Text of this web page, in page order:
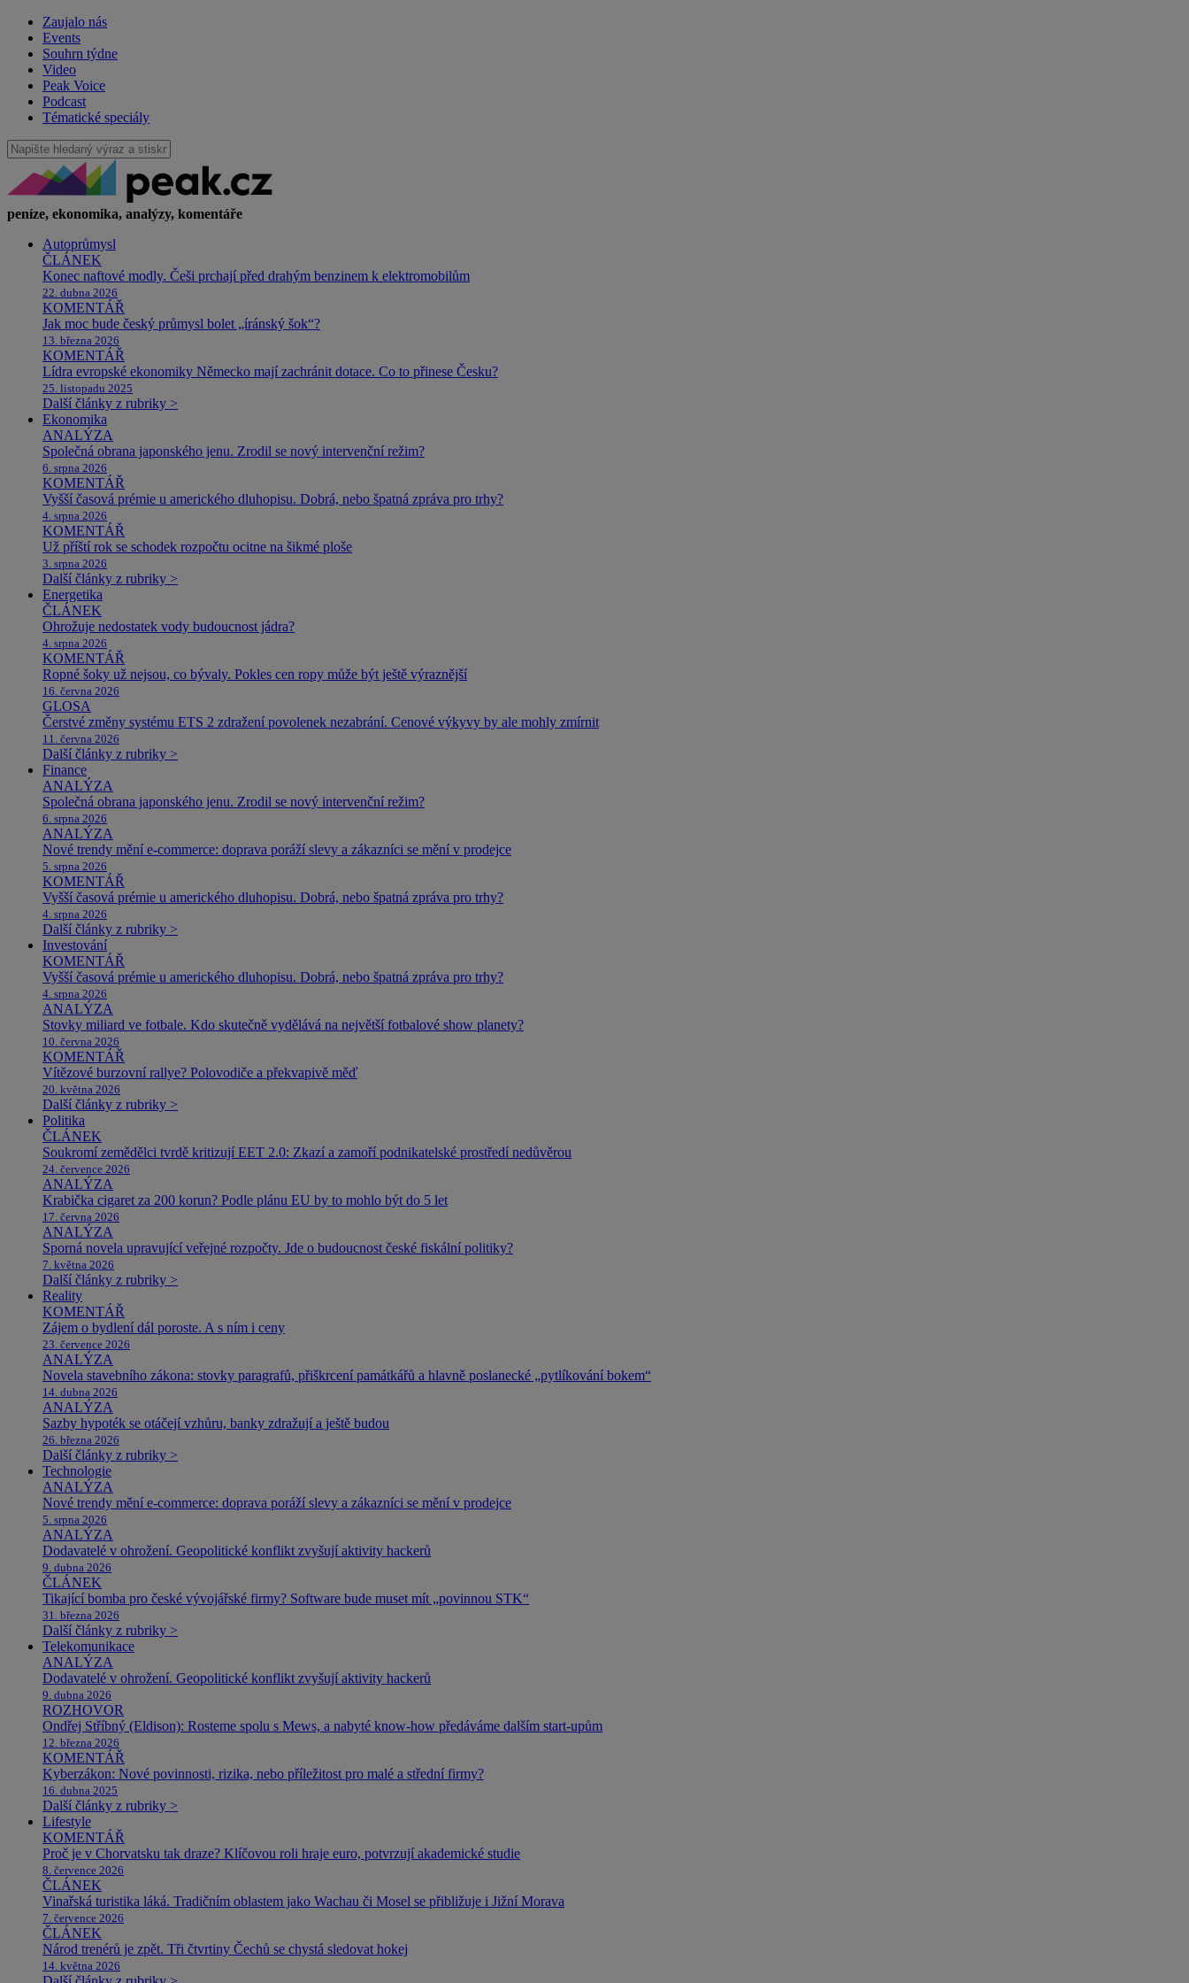
Zaujalo nás
Events
Souhrn týdne
Video
Peak Voice
Podcast
Tématické speciály
peníze, ekonomika, analýzy, komentáře
Autoprůmysl
ČLÁNEK
Konec naftové modly. Češi prchají před drahým benzinem k elektromobilům
22. dubna 2026
KOMENTÁŘ
Jak moc bude český průmysl bolet „íránský šok“?
13. března 2026
KOMENTÁŘ
Lídra evropské ekonomiky Německo mají zachránit dotace. Co to přinese Česku?
25. listopadu 2025
Další články z rubriky >
Ekonomika
ANALÝZA
Společná obrana japonského jenu. Zrodil se nový intervenční režim?
6. srpna 2026
KOMENTÁŘ
Vyšší časová prémie u amerického dluhopisu. Dobrá, nebo špatná zpráva pro trhy?
4. srpna 2026
KOMENTÁŘ
Už příští rok se schodek rozpočtu ocitne na šikmé ploše
3. srpna 2026
Další články z rubriky >
Energetika
ČLÁNEK
Ohrožuje nedostatek vody budoucnost jádra?
4. srpna 2026
KOMENTÁŘ
Ropné šoky už nejsou, co bývaly. Pokles cen ropy může být ještě výraznější
16. června 2026
GLOSA
Čerstvé změny systému ETS 2 zdražení povolenek nezabrání. Cenové výkyvy by ale mohly zmírnit
11. června 2026
Další články z rubriky >
Finance
ANALÝZA
Společná obrana japonského jenu. Zrodil se nový intervenční režim?
6. srpna 2026
ANALÝZA
Nové trendy mění e-commerce: doprava poráží slevy a zákazníci se mění v prodejce
5. srpna 2026
KOMENTÁŘ
Vyšší časová prémie u amerického dluhopisu. Dobrá, nebo špatná zpráva pro trhy?
4. srpna 2026
Další články z rubriky >
Investování
KOMENTÁŘ
Vyšší časová prémie u amerického dluhopisu. Dobrá, nebo špatná zpráva pro trhy?
4. srpna 2026
ANALÝZA
Stovky miliard ve fotbale. Kdo skutečně vydělává na největší fotbalové show planety?
10. června 2026
KOMENTÁŘ
Vítězové burzovní rallye? Polovodiče a překvapivě měď
20. května 2026
Další články z rubriky >
Politika
ČLÁNEK
Soukromí zemědělci tvrdě kritizují EET 2.0: Zkazí a zamoří podnikatelské prostředí nedůvěrou
24. července 2026
ANALÝZA
Krabička cigaret za 200 korun? Podle plánu EU by to mohlo být do 5 let
17. června 2026
ANALÝZA
Sporná novela upravující veřejné rozpočty. Jde o budoucnost české fiskální politiky?
7. května 2026
Další články z rubriky >
Reality
KOMENTÁŘ
Zájem o bydlení dál poroste. A s ním i ceny
23. července 2026
ANALÝZA
Novela stavebního zákona: stovky paragrafů, přiškrcení památkářů a hlavně poslanecké „pytlíkování bokem“
14. dubna 2026
ANALÝZA
Sazby hypoték se otáčejí vzhůru, banky zdražují a ještě budou
26. března 2026
Další články z rubriky >
Technologie
ANALÝZA
Nové trendy mění e-commerce: doprava poráží slevy a zákazníci se mění v prodejce
5. srpna 2026
ANALÝZA
Dodavatelé v ohrožení. Geopolitické konflikt zvyšují aktivity hackerů
9. dubna 2026
ČLÁNEK
Tikající bomba pro české vývojářské firmy? Software bude muset mít „povinnou STK“
31. března 2026
Další články z rubriky >
Telekomunikace
ANALÝZA
Dodavatelé v ohrožení. Geopolitické konflikt zvyšují aktivity hackerů
9. dubna 2026
ROZHOVOR
Ondřej Stříbný (Eldison): Rosteme spolu s Mews, a nabyté know-how předáváme dalším start-upům
12. března 2026
KOMENTÁŘ
Kyberzákon: Nové povinnosti, rizika, nebo příležitost pro malé a střední firmy?
16. dubna 2025
Další články z rubriky >
Lifestyle
KOMENTÁŘ
Proč je v Chorvatsku tak draze? Klíčovou roli hraje euro, potvrzují akademické studie
8. července 2026
ČLÁNEK
Vinařská turistika láká. Tradičním oblastem jako Wachau či Mosel se přibližuje i Jižní Morava
7. července 2026
ČLÁNEK
Národ trenérů je zpět. Tři čtvrtiny Čechů se chystá sledovat hokej
14. května 2026